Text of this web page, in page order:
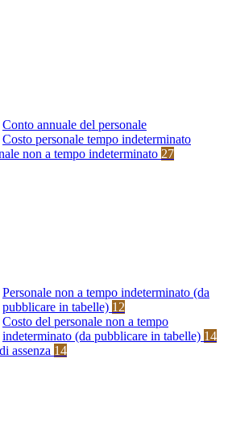
Conto annuale del personale
Costo personale tempo indeterminato
non a tempo indeterminato 27
Personale non a tempo indeterminato (da
pubblicare in tabelle) 12
Costo del personale non a tempo
indeterminato (da pubblicare in tabelle) 14
assenza 14